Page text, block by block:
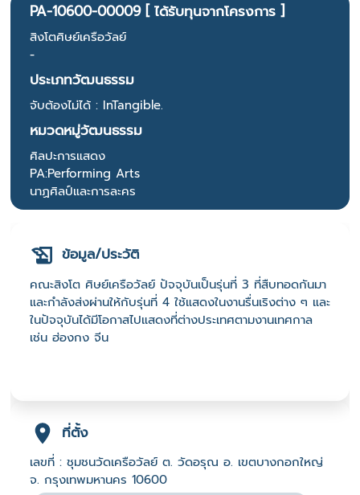
PA-10600-00009 [ ได้รับทุนจากโครงการ ]
สิงโตศิษย์เครือวัลย์
-
ประเภทวัฒนธรรม
จับต้องไม่ได้ : InTangible.
หมวดหมู่วัฒนธรรม
ศิลปะการแสดง
PA:Performing Arts
นาฏศิลป์และการละคร
ข้อมูล/ประวัติ
คณะสิงโต ศิษย์เครือวัลย์ ปัจจุบันเป็นรุ่นที่ 3 ที่สืบทอดกันมา
และกำลังส่งผ่านให้กับรุ่นที่ 4 ใช้แสดงในงานรื่นเริงต่าง ๆ และ
ในปัจจุบันได้มีโอกาสไปแสดงที่ต่างประเทศตามงานเทศกาล
เช่น ฮ่องกง จีน
ที่ตั้ง
เลขที่ : ชุมชนวัดเครือวัลย์ ต. วัดอรุณ อ. เขตบางกอกใหญ่
จ. กรุงเทพมหานคร 10600